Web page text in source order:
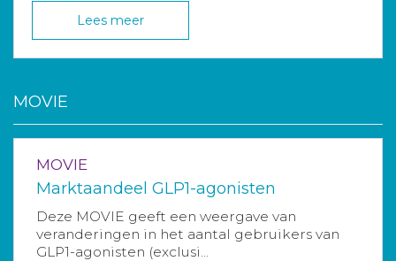
Lees meer
MOVIE
MOVIE
Marktaandeel GLP1-agonisten
Deze MOVIE geeft een weergave van
veranderingen in het aantal gebruikers van
GLP1-agonisten (exclusi...